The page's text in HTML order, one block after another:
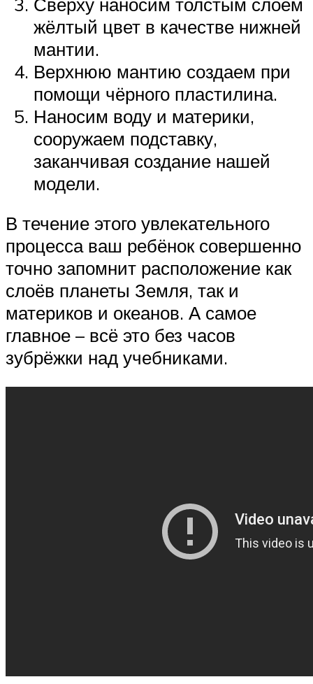
жёлтый цвет в качестве нижней
мантии.
Верхнюю мантию создаем при
помощи чёрного пластилина.
Наносим воду и материки,
сооружаем подставку,
заканчивая создание нашей
модели.
В течение этого увлекательного
процесса ваш ребёнок совершенно
точно запомнит расположение как
слоёв планеты Земля, так и
материков и океанов. А самое
главное – всё это без часов
зубрёжки над учебниками.